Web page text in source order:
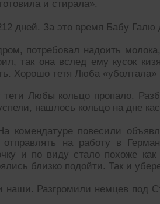
и стирала».
дней. За это время Бабу Галю
потребовал надоить
так она вслед ему кусок
Хорошо тетя Люба
тети Любы кольцо пропало.
нашлось кольцо на дне
комендатуре повесили
отправлять на работу в
и по виду стало похоже
близко подойти. Так и
наши. Разгромили немцев под